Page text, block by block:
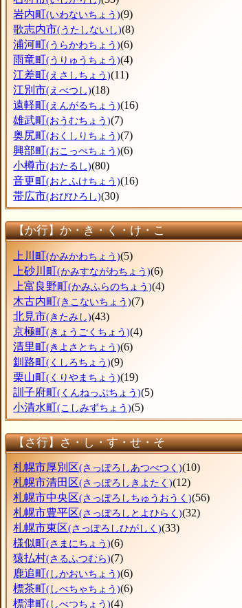
岩内町(いわないちょう)(9)
歌志内市(うたしないし)(8)
浦河町(うらかわちょう)(6)
雨竜町(うりゅうちょう)(4)
江差町(えさしちょう)(11)
江別市(えべつし)(18)
遠軽町(えんがるちょう)(16)
雄武町(おうむちょう)(7)
奥尻町(おくしりちょう)(7)
興部町(おこっぺちょう)(6)
小樽市(おたるし)(80)
音更町(おとふけちょう)(16)
帯広市(おびひろし)(30)
【か行】か・き・く・け・こ
上川町(かみかわちょう)(5)
上砂川町(かみすながわちょう)(6)
上富良野町(かみふらのちょう)(4)
木古内町(きこないちょう)(7)
北見市(きたみし)(43)
京極町(きょうごくちょう)(4)
清里町(きよさとちょう)(6)
釧路町(くしろちょう)(9)
栗山町(くりやまちょう)(19)
訓子府町(くんねっぷちょう)(5)
小清水町(こしみずちょう)(5)
【さ行】さ・し・す・せ・そ
札幌市厚別区(さっぽろしあつべつく)(10)
札幌市清田区(さっぽろしきよたく)(12)
札幌市中央区(さっぽろしちゅうおうく)(56)
札幌市豊平区(さっぽろしとよひらく)(32)
札幌市東区(さっぽろしひがしく)(33)
様似町(さまにちょう)(6)
猿払村(さるふつむら)(7)
鹿追町(しかおいちょう)(6)
標茶町(しべちゃちょう)(6)
標津町(しべつちょう)(4)